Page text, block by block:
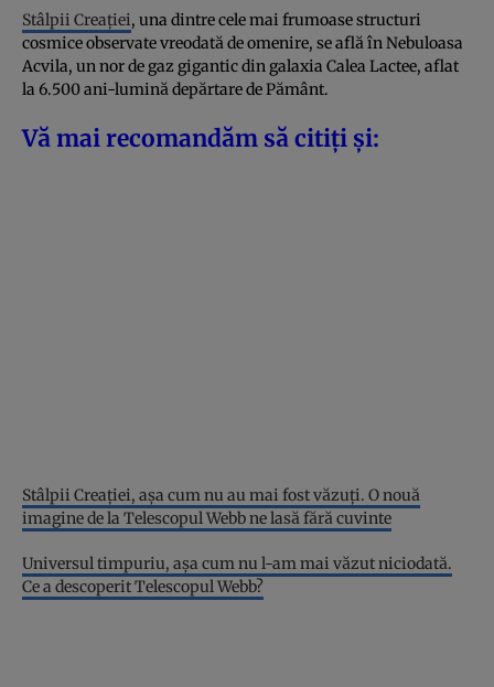
Stâlpii Creației, una dintre cele mai frumoase structuri
cosmice observate vreodată de omenire, se află în Nebuloasa
Acvila, un nor de gaz gigantic din galaxia Calea Lactee, aflat
la 6.500 ani-lumină depărtare de Pământ.
Vă mai recomandăm să citiți și:
Stâlpii Creației, așa cum nu au mai fost văzuți. O nouă
imagine de la Telescopul Webb ne lasă fără cuvinte
Universul timpuriu, așa cum nu l-am mai văzut niciodată.
Ce a descoperit Telescopul Webb?